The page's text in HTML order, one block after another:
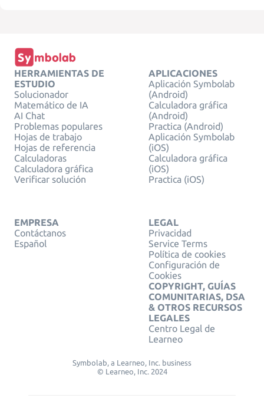
HERRAMIENTAS DE
ESTUDIO
Solucionador
Matemático de IA
AI Chat
Problemas populares
Hojas de trabajo
Hojas de referencia
Calculadoras
Calculadora gráfica
Verificar solución
APLICACIONES
Aplicación Symbolab
(Android)
Calculadora gráfica
(Android)
Practica (Android)
Aplicación Symbolab
(iOS)
Calculadora gráfica
(iOS)
Practica (iOS)
EMPRESA
Contáctanos
Español
LEGAL
Privacidad
Service Terms
Política de cookies
Configuración de
Cookies
COPYRIGHT, GUÍAS
COMUNITARIAS, DSA
& OTROS RECURSOS
LEGALES
Centro Legal de
Learneo
Symbolab, a Learneo, Inc. business
© Learneo, Inc. 2024